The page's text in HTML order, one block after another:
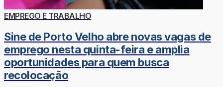
EMPREGO E TRABALHO
Sine de Porto Velho abre novas vagas de
emprego nesta quinta-feira e amplia
oportunidades para quem busca
recolocação